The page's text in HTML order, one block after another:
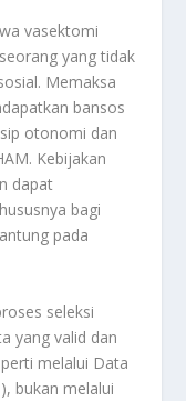
vasektomi
yang tidak
Memaksa
bansos
otonomi dan
Kebijakan
dapat
bagi
pada
seleksi
yang valid dan
melalui Data
bukan melalui